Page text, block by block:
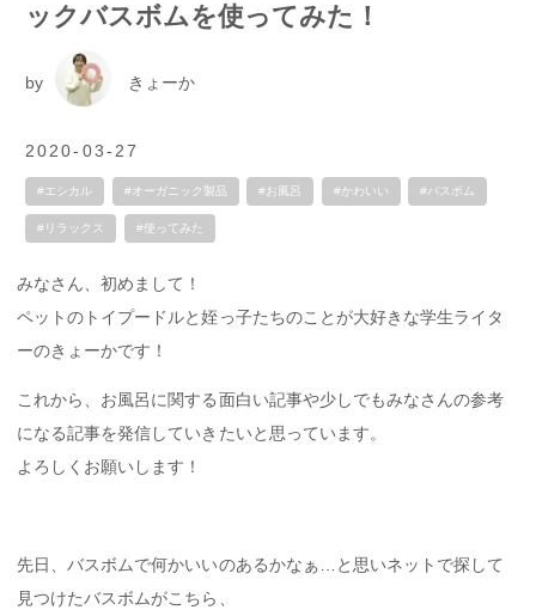
ックバスボムを使ってみた！
by きょーか
2020-03-27
#エシカル #オーガニック製品 #お風呂 #かわいい #バスボム
#リラックス #使ってみた
みなさん、初めまして！
ペットのトイプードルと姪っ子たちのことが大好きな学生ライタ
ーのきょーかです！
これから、お風呂に関する面白い記事や少しでもみなさんの参考
になる記事を発信していきたいと思っています。
よろしくお願いします！
先日、バスボムで何かいいのあるかなぁ…と思いネットで探して
見つけたバスボムがこちら、